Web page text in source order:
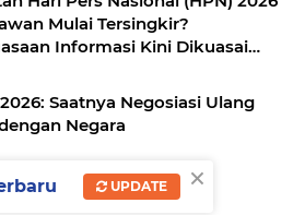
Mulai Tersingkir?
Informasi Kini Dikuasai
Saatnya Negosiasi Ulang
Negara
Jatianom
×
UPDATE